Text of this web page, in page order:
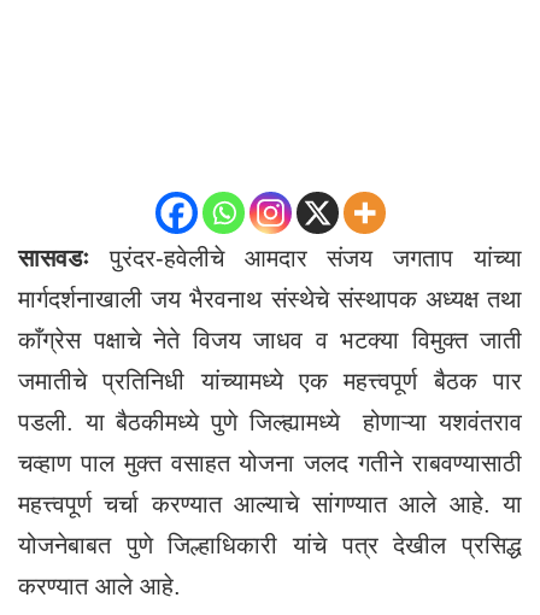
सासवडः पुरंदर-हवेलीचे आमदार संजय जगताप यांच्या
मार्गदर्शनाखाली जय भैरवनाथ संस्थेचे संस्थापक अध्यक्ष तथा
काँग्रेस पक्षाचे नेते विजय जाधव व भटक्या विमुक्त जाती
जमातीचे प्रतिनिधी यांच्यामध्ये एक महत्त्वपूर्ण बैठक पार
पडली. या बैठकीमध्ये पुणे जिल्ह्यामध्ये होणाऱ्या यशवंतराव
चव्हाण पाल मुक्त वसाहत योजना जलद गतीने राबवण्यासाठी
महत्त्वपूर्ण चर्चा करण्यात आल्याचे सांगण्यात आले आहे. या
योजनेबाबत पुणे जिल्हाधिकारी यांचे पत्र देखील प्रसिद्ध
करण्यात आले आहे.